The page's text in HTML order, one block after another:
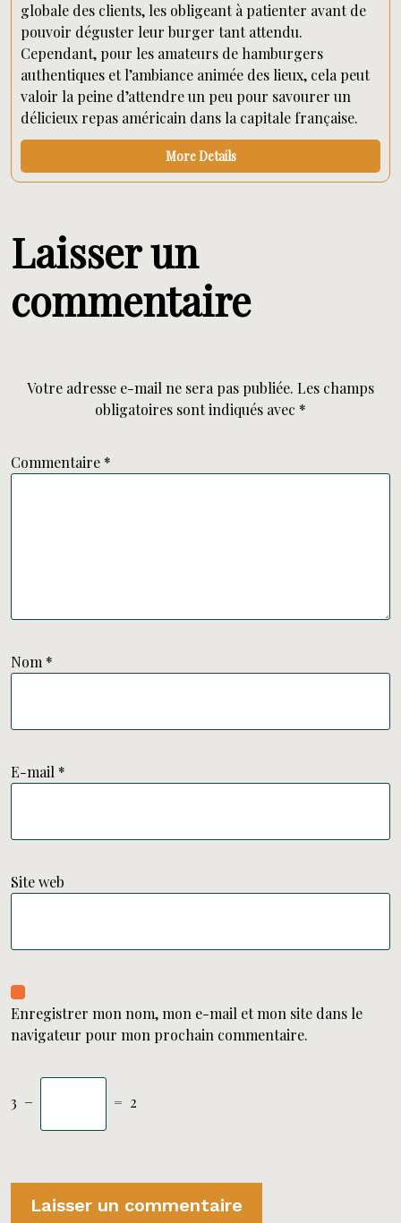
globale des clients, les obligeant à patienter avant de
pouvoir déguster leur burger tant attendu.
Cependant, pour les amateurs de hamburgers
authentiques et l’ambiance animée des lieux, cela peut
valoir la peine d’attendre un peu pour savourer un
délicieux repas américain dans la capitale française.
More Details
Laisser un
commentaire
Votre adresse e-mail ne sera pas publiée. Les champs
obligatoires sont indiqués avec *
Commentaire *
Nom *
E-mail *
Site web
Enregistrer mon nom, mon e-mail et mon site dans le
navigateur pour mon prochain commentaire.
3 − = 2